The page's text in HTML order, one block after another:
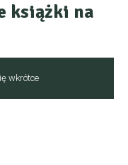
książki na
wkrótce